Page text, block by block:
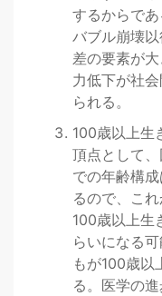
するからであ
バブル崩壊
差の要素が
力低下が社
られる。
100歳以上生
頂点として
での年齢構
るので、こ
100歳以上生
らいになる
もが100歳以
る。医学の